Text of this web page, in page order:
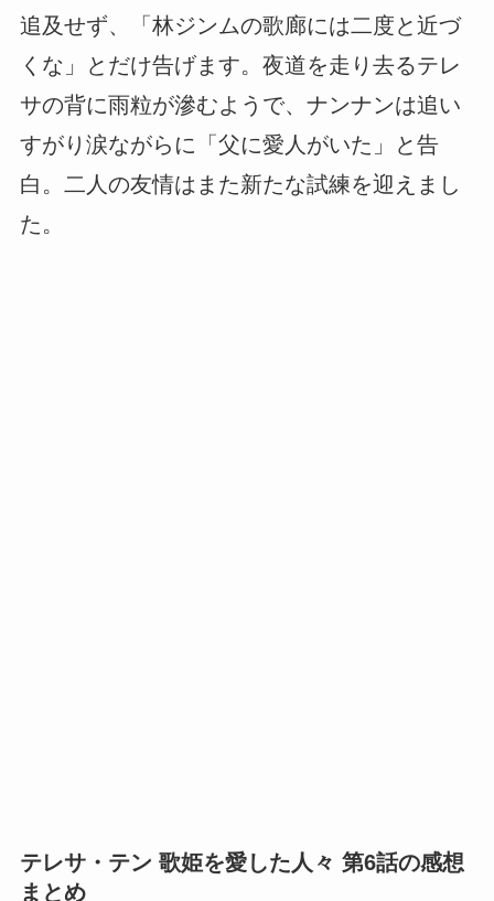
追及せず、「林ジンムの歌廊には二度と近づ
くな」とだけ告げます。夜道を走り去るテレ
サの背に雨粒が滲むようで、ナンナンは追い
すがり涙ながらに「父に愛人がいた」と告
白。二人の友情はまた新たな試練を迎えまし
た。
テレサ・テン 歌姫を愛した人々 第6話の感想
まとめ